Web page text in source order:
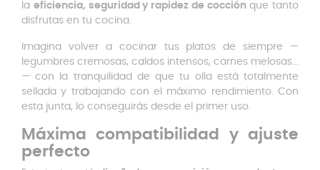
la eficiencia, seguridad y rapidez de cocciónque tanto
disfrutas en tu cocina.
Imagina volver a cocinar tus platos de siempre —
legumbres cremosas, caldos intensos, carnes melosas...
— con la tranquilidad de que tu olla está totalmente
sellada y trabajando con el máximo rendimiento. Con
esta junta, lo conseguirás desde el primer uso.
Máxima compatibilidad y ajuste
perfecto